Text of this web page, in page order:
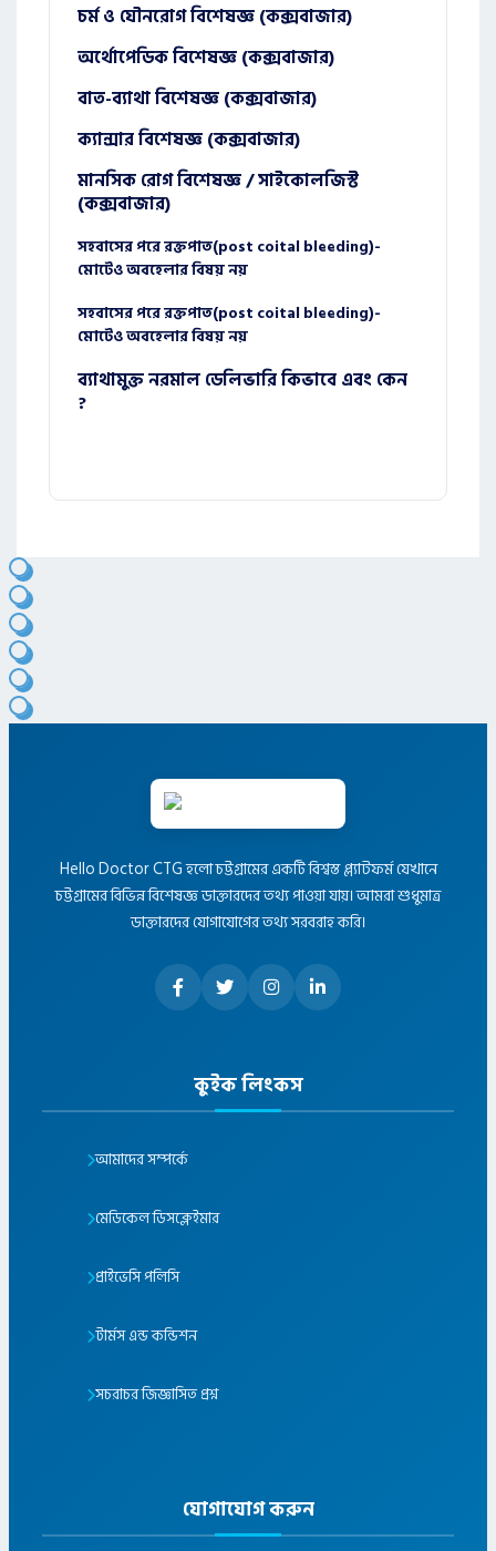
চর্ম ও যৌনরোগ বিশেষজ্ঞ (কক্সবাজার)
অর্থোপেডিক বিশেষজ্ঞ (কক্সবাজার)
বাত-ব্যাথা বিশেষজ্ঞ (কক্সবাজার)
ক্যান্সার বিশেষজ্ঞ (কক্সবাজার)
মানসিক রোগ বিশেষজ্ঞ / সাইকোলজিস্ট
(কক্সবাজার)
সহবাসের পরে রক্তপাত(post coital bleeding)-
মোটেও অবহেলার বিষয় নয়
সহবাসের পরে রক্তপাত(post coital bleeding)-
মোটেও অবহেলার বিষয় নয়
ব্যাথামুক্ত নরমাল ডেলিভারি কিভাবে এবং কেন
?
Hello Doctor CTG হলো চট্টগ্রামের একটি বিশ্বস্ত প্ল্যাটফর্ম যেখানে
চট্টগ্রামের বিভিন্ন বিশেষজ্ঞ ডাক্তারদের তথ্য পাওয়া যায়। আমরা শুধুমাত্র
ডাক্তারদের যোগাযোগের তথ্য সরবরাহ করি।
কুইক লিংকস
আমাদের সম্পর্কে
মেডিকেল ডিসক্লেইমার
প্রাইভেসি পলিসি
টার্মস এন্ড কন্ডিশন
সচরাচর জিজ্ঞাসিত প্রশ্ন
যোগাযোগ করুন